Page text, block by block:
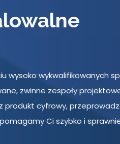
wysoko wykwalifikowanych
zwinne zespoły
produkt cyfrowy,
Ci szybko i